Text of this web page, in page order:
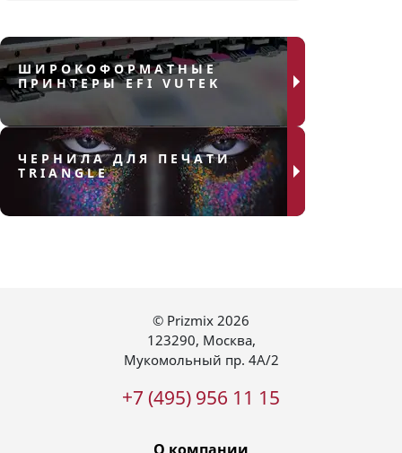
ШИРОКОФОРМАТНЫЕ
ПРИНТЕРЫ EFI VUTEK
ЧЕРНИЛА ДЛЯ ПЕЧАТИ
TRIANGLE
© Prizmix 2026
123290, Москва,
Мукомольный пр. 4А/2
+7 (495) 956 11 15